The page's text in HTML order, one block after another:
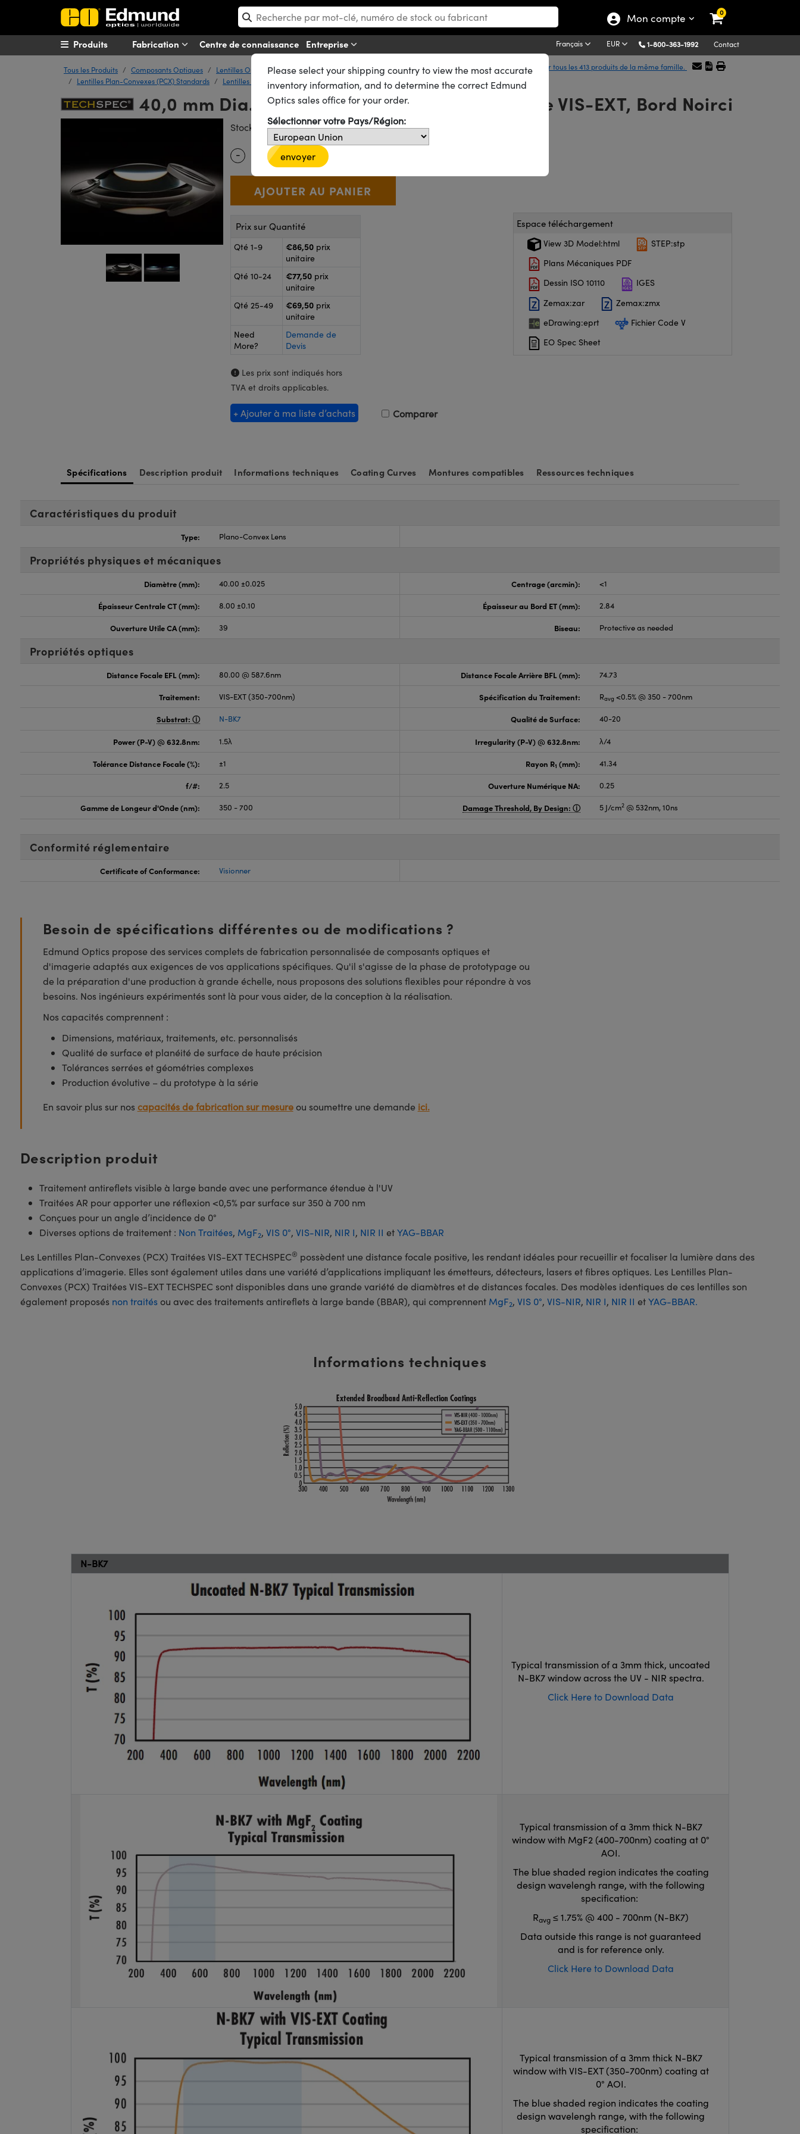
Mon compte 0
Fabrication Centre de connaissance Entreprise Français EUR 1-800-363-1992 Contact
Produits
Tous les Produits Composants Optiques Lentilles Optiques
Lentilles Plan-Convexes (PCX)
Lentilles Plan-Convexes (PCX) Standards
Lentilles Plan Convexes (PCX) Traitées VIS-EXT
Afficher tous les 413 produits de la même famille.
40,0 mm Dia. x 80,0 mm FL, Lentille PCX Traitée VIS-EXT, Bord Noirci
Stock #34-180-INK CONTACT D’autres traitements
Quantity Selector
- Use the plus and minus buttons to adjust the quantity.
+ €86,50
Prix sur Quantité
Qté 1-9 €86,50 prix
unitaire
Qté 10-24
€77,50 prix
unitaire
Qté 25-49
€69,50 prix
unitaire
Need
More?
Demande de
Devis
Les prix sont indiqués hors
TVA et droits applicables.
+ Ajouter à ma liste d’achats Comparer
Espace téléchargement
View 3D Model:html
STEP:stp
Plans Mécaniques PDF
Dessin ISO 10110
IGES
Zemax:zar
Zemax:zmx
eDrawing:eprt
Fichier Code V
EO Spec Sheet
Spécifications Description produit Informations techniques Coating Curves Montures compatibles Ressources techniques
Caractéristiques du produit
Type: Plano-Convex Lens
Propriétés physiques et mécaniques
Diamètre (mm): 40.00 ±0.025 Centrage (arcmin): <1
Épaisseur Centrale CT (mm): 8.00 ±0.10 Épaisseur au Bord ET (mm): 2.84
Ouverture Utile CA (mm): 39 Biseau: Protective as needed
Propriétés optiques
Distance Focale EFL (mm): 80.00 @ 587.6nm Distance Focale Arrière BFL (mm): 74.73
Traitement: VIS-EXT (350-700nm) Spécification du Traitement: Ravg <0.5% @ 350 - 700nm
Substrat: N-BK7 Qualité de Surface: 40-20
Power (P-V) @ 632.8nm: 1.5λ Irregularity (P-V) @ 632.8nm: λ/4
Tolérance Distance Focale (%): ±1 Rayon R1 (mm): 41.34
f/#: 2.5 Ouverture Numérique NA: 0.25
Gamme de Longeur d'Onde (nm): 350 - 700 Damage Threshold, By Design: 5 J/cm2 @ 532nm, 10ns
Conformité réglementaire
Certificate of Conformance: Visionner
Besoin de spécifications différentes ou de modifications ?
Edmund Optics propose des services complets de fabrication personnalisée de composants optiques et
d'imagerie adaptés aux exigences de vos applications spécifiques. Qu'il s'agisse de la phase de prototypage ou
de la préparation d'une production à grande échelle, nous proposons des solutions flexibles pour répondre à vos
besoins. Nos ingénieurs expérimentés sont là pour vous aider, de la conception à la réalisation.
Nos capacités comprennent :
Dimensions, matériaux, traitements, etc. personnalisés
Qualité de surface et planéité de surface de haute précision
Tolérances serrées et géométries complexes
Production évolutive – du prototype à la série
En savoir plus sur nos capacités de fabrication sur mesureou soumettre une demande ici.
Description produit
Traitement antireflets visible à large bande avec une performance étendue à l'UV
Traitées AR pour apporter une réflexion <0,5% par surface sur 350 à 700 nm
Conçues pour un angle d’incidence de 0°
Diverses options de traitement : Non Traitées, MgF2, VIS 0°, VIS-NIR, NIR I, NIR II etYAG-BBAR
Les Lentilles Plan-Convexes (PCX) Traitées VIS-EXT TECHSPEC® possèdent une distance focale positive, les rendant idéales pour recueillir et focaliser la lumière dans des
applications d’imagerie. Elles sont également utiles dans une variété d’applications impliquant les émetteurs, détecteurs, lasers et fibres optiques. Les Lentilles Plan-
Convexes (PCX) Traitées VIS-EXT TECHSPEC sont disponibles dans une grande variété de diamètres et de distances focales. Des modèles identiques de ces lentilles son
également proposés non traitésou avec des traitements antireflets à large bande (BBAR), qui comprennent MgF2, VIS 0°, VIS-NIR, NIR I, NIR II etYAG-BBAR.
Informations techniques
N-BK7
Typical transmission of a 3mm thick, uncoated
N-BK7 window across the UV - NIR spectra.
Click Here to Download Data
Typical transmission of a 3mm thick N-BK7
window with MgF2 (400-700nm) coating at 0°
AOI.
The blue shaded region indicates the coating
design wavelengh range, with the following
specification:
Ravg ≤ 1.75% @ 400 - 700nm (N-BK7)
Data outside this range is not guaranteed
and is for reference only.
Click Here to Download Data
Typical transmission of a 3mm thick N-BK7
window with VIS-EXT (350-700nm) coating at
0° AOI.
The blue shaded region indicates the coating
design wavelengh range, with the following
specification:
Please select your shipping country to view the most accurate
inventory information, and to determine the correct Edmund
Optics sales office for your order.
Sélectionner votre Pays/Région:
envoyer